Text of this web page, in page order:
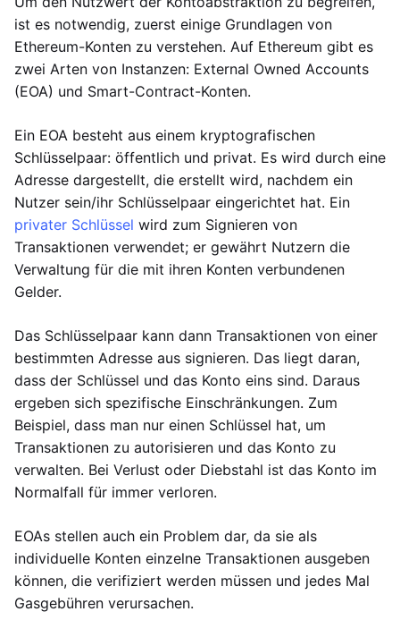
ist es notwendig, zuerst einige Grundlagen von
Ethereum-Konten zu verstehen. Auf Ethereum gibt es
zwei Arten von Instanzen: External Owned Accounts
(EOA) und Smart-Contract-Konten.
Ein EOA besteht aus einem kryptografischen
Schlüsselpaar: öffentlich und privat. Es wird durch eine
Adresse dargestellt, die erstellt wird, nachdem ein
Nutzer sein/ihr Schlüsselpaar eingerichtet hat. Ein
privater Schlüssel wird zum Signieren von
Transaktionen verwendet; er gewährt Nutzern die
Verwaltung für die mit ihren Konten verbundenen
Gelder.
Das Schlüsselpaar kann dann Transaktionen von einer
bestimmten Adresse aus signieren. Das liegt daran,
dass der Schlüssel und das Konto eins sind. Daraus
ergeben sich spezifische Einschränkungen. Zum
Beispiel, dass man nur einen Schlüssel hat, um
Transaktionen zu autorisieren und das Konto zu
verwalten. Bei Verlust oder Diebstahl ist das Konto im
Normalfall für immer verloren.
EOAs stellen auch ein Problem dar, da sie als
individuelle Konten einzelne Transaktionen ausgeben
können, die verifiziert werden müssen und jedes Mal
Gasgebühren verursachen.